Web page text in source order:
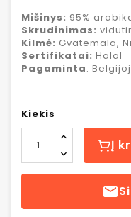
Mišinys: 95%
Skrudinimas:
Kilmė: Gvatemala,
Sertifikatai: Halal
Pagaminta:
Kiekis
Į
